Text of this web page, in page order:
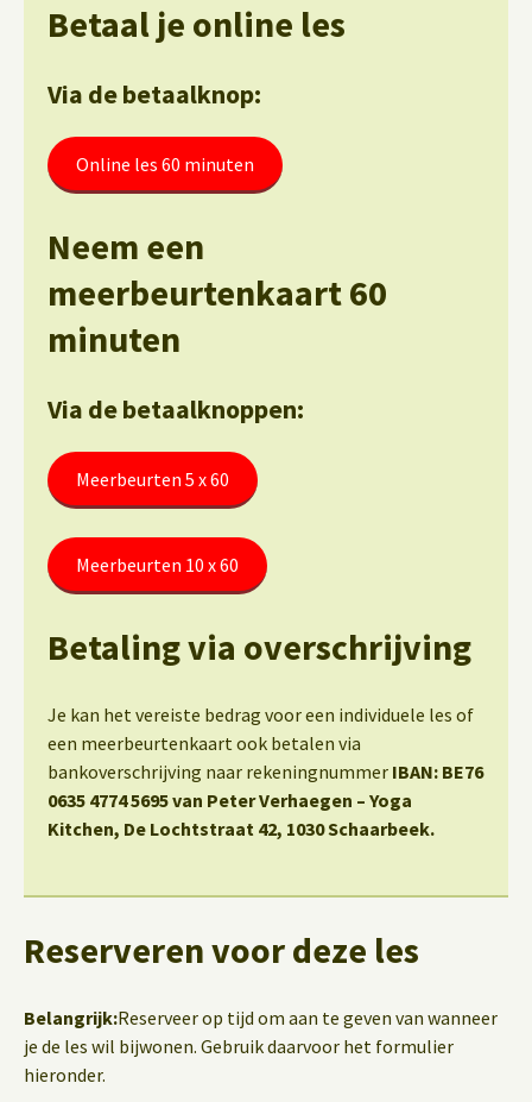
Betaal je online les
Via de betaalknop:
Online les 60 minuten
Neem een
meerbeurtenkaart 60
minuten
Via de betaalknoppen:
Meerbeurten 5 x 60
Meerbeurten 10 x 60
Betaling via overschrijving
Je kan het vereiste bedrag voor een individuele les of
een meerbeurtenkaart ook betalen via
bankoverschrijving naar rekeningnummer IBAN: BE76
0635 4774 5695 van Peter Verhaegen – Yoga
Kitchen, De Lochtstraat 42, 1030 Schaarbeek.
Reserveren voor deze les
Belangrijk:Reserveer op tijd om aan te geven van wanneer
je de les wil bijwonen. Gebruik daarvoor het formulier
hieronder.